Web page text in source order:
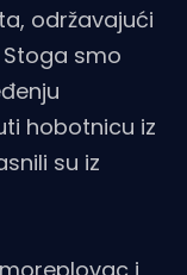
održavajući
smo
hobotnicu iz
su iz